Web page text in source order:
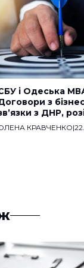
і Одеська
з
з ДНР,
КРАВЧЕНКО|